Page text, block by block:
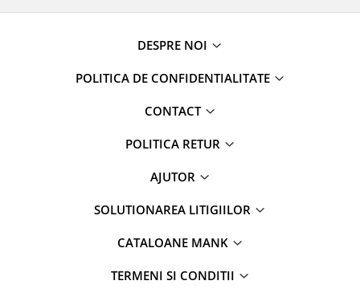
DESPRE NOI
POLITICA DE CONFIDENTIALITATE
CONTACT
POLITICA RETUR
AJUTOR
SOLUTIONAREA LITIGIILOR
CATALOANE MANK
TERMENI SI CONDITII